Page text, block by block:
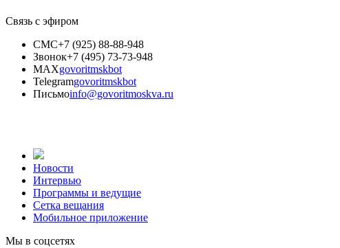
Связь с эфиром
СМС+7 (925) 88-88-948
Звонок+7 (495) 73-73-948
MAXgovoritmskbot
Telegramgovoritmskbot
Письмоinfo@govoritmoskva.ru
Новости
Интервью
Программы и ведущие
Сетка вещания
Мобильное приложение
Мы в соцсетях